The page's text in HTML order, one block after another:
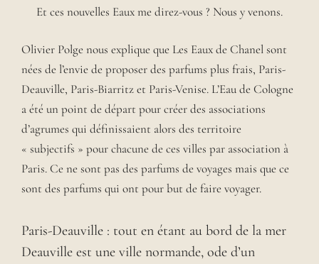
Et ces nouvelles Eaux me direz-vous ? Nous y venons.
Olivier Polge nous explique que Les Eaux de Chanel sont
nées de l’envie de proposer des parfums plus frais, Paris-
Deauville, Paris-Biarritz et Paris-Venise. L’Eau de Cologne
a été un point de départ pour créer des associations
d’agrumes qui définissaient alors des territoire
« subjectifs » pour chacune de ces villes par association à
Paris. Ce ne sont pas des parfums de voyages mais que ce
sont des parfums qui ont pour but de faire voyager.
Paris-Deauville : tout en étant au bord de la mer
Deauville est une ville normande, ode d’un